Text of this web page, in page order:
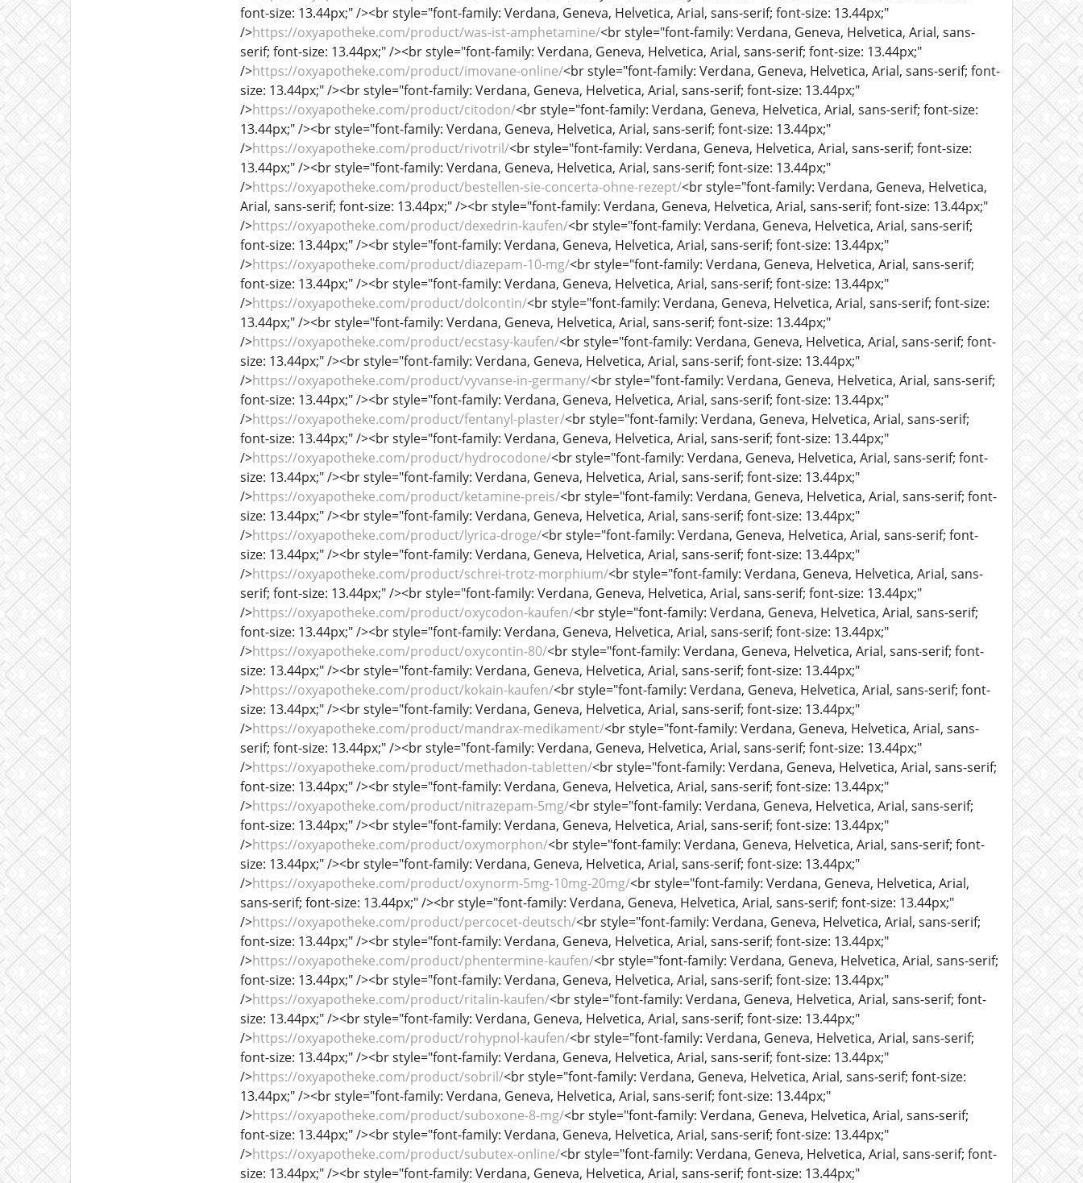
font-size: 13.44px;" /><br style="font-family: Verdana, Geneva, Helvetica, Arial, sans-serif; font-size: 13.44px;"
/>https://oxyapotheke.com/product/was-ist-amphetamine/<br style="font-family: Verdana, Geneva, Helvetica, Arial, sans-
serif; font-size: 13.44px;" /><br style="font-family: Verdana, Geneva, Helvetica, Arial, sans-serif; font-size: 13.44px;"
/>https://oxyapotheke.com/product/imovane-online/<br style="font-family: Verdana, Geneva, Helvetica, Arial, sans-serif; font-
size: 13.44px;" /><br style="font-family: Verdana, Geneva, Helvetica, Arial, sans-serif; font-size: 13.44px;"
/>https://oxyapotheke.com/product/citodon/<br style="font-family: Verdana, Geneva, Helvetica, Arial, sans-serif; font-size:
13.44px;" /><br style="font-family: Verdana, Geneva, Helvetica, Arial, sans-serif; font-size: 13.44px;"
/>https://oxyapotheke.com/product/rivotril/<br style="font-family: Verdana, Geneva, Helvetica, Arial, sans-serif; font-size:
13.44px;" /><br style="font-family: Verdana, Geneva, Helvetica, Arial, sans-serif; font-size: 13.44px;"
/>https://oxyapotheke.com/product/bestellen-sie-concerta-ohne-rezept/<br style="font-family: Verdana, Geneva, Helvetica,
Arial, sans-serif; font-size: 13.44px;" /><br style="font-family: Verdana, Geneva, Helvetica, Arial, sans-serif; font-size: 13.44px;"
/>https://oxyapotheke.com/product/dexedrin-kaufen/<br style="font-family: Verdana, Geneva, Helvetica, Arial, sans-serif;
font-size: 13.44px;" /><br style="font-family: Verdana, Geneva, Helvetica, Arial, sans-serif; font-size: 13.44px;"
/>https://oxyapotheke.com/product/diazepam-10-mg/<br style="font-family: Verdana, Geneva, Helvetica, Arial, sans-serif;
font-size: 13.44px;" /><br style="font-family: Verdana, Geneva, Helvetica, Arial, sans-serif; font-size: 13.44px;"
/>https://oxyapotheke.com/product/dolcontin/<br style="font-family: Verdana, Geneva, Helvetica, Arial, sans-serif; font-size:
13.44px;" /><br style="font-family: Verdana, Geneva, Helvetica, Arial, sans-serif; font-size: 13.44px;"
/>https://oxyapotheke.com/product/ecstasy-kaufen/<br style="font-family: Verdana, Geneva, Helvetica, Arial, sans-serif; font-
size: 13.44px;" /><br style="font-family: Verdana, Geneva, Helvetica, Arial, sans-serif; font-size: 13.44px;"
/>https://oxyapotheke.com/product/vyvanse-in-germany/<br style="font-family: Verdana, Geneva, Helvetica, Arial, sans-serif;
font-size: 13.44px;" /><br style="font-family: Verdana, Geneva, Helvetica, Arial, sans-serif; font-size: 13.44px;"
/>https://oxyapotheke.com/product/fentanyl-plaster/<br style="font-family: Verdana, Geneva, Helvetica, Arial, sans-serif;
font-size: 13.44px;" /><br style="font-family: Verdana, Geneva, Helvetica, Arial, sans-serif; font-size: 13.44px;"
/>https://oxyapotheke.com/product/hydrocodone/<br style="font-family: Verdana, Geneva, Helvetica, Arial, sans-serif; font-
size: 13.44px;" /><br style="font-family: Verdana, Geneva, Helvetica, Arial, sans-serif; font-size: 13.44px;"
/>https://oxyapotheke.com/product/ketamine-preis/<br style="font-family: Verdana, Geneva, Helvetica, Arial, sans-serif; font-
size: 13.44px;" /><br style="font-family: Verdana, Geneva, Helvetica, Arial, sans-serif; font-size: 13.44px;"
/>https://oxyapotheke.com/product/lyrica-droge/<br style="font-family: Verdana, Geneva, Helvetica, Arial, sans-serif; font-
size: 13.44px;" /><br style="font-family: Verdana, Geneva, Helvetica, Arial, sans-serif; font-size: 13.44px;"
/>https://oxyapotheke.com/product/schrei-trotz-morphium/<br style="font-family: Verdana, Geneva, Helvetica, Arial, sans-
serif; font-size: 13.44px;" /><br style="font-family: Verdana, Geneva, Helvetica, Arial, sans-serif; font-size: 13.44px;"
/>https://oxyapotheke.com/product/oxycodon-kaufen/<br style="font-family: Verdana, Geneva, Helvetica, Arial, sans-serif;
font-size: 13.44px;" /><br style="font-family: Verdana, Geneva, Helvetica, Arial, sans-serif; font-size: 13.44px;"
/>https://oxyapotheke.com/product/oxycontin-80/<br style="font-family: Verdana, Geneva, Helvetica, Arial, sans-serif; font-
size: 13.44px;" /><br style="font-family: Verdana, Geneva, Helvetica, Arial, sans-serif; font-size: 13.44px;"
/>https://oxyapotheke.com/product/kokain-kaufen/<br style="font-family: Verdana, Geneva, Helvetica, Arial, sans-serif; font-
size: 13.44px;" /><br style="font-family: Verdana, Geneva, Helvetica, Arial, sans-serif; font-size: 13.44px;"
/>https://oxyapotheke.com/product/mandrax-medikament/<br style="font-family: Verdana, Geneva, Helvetica, Arial, sans-
serif; font-size: 13.44px;" /><br style="font-family: Verdana, Geneva, Helvetica, Arial, sans-serif; font-size: 13.44px;"
/>https://oxyapotheke.com/product/methadon-tabletten/<br style="font-family: Verdana, Geneva, Helvetica, Arial, sans-serif;
font-size: 13.44px;" /><br style="font-family: Verdana, Geneva, Helvetica, Arial, sans-serif; font-size: 13.44px;"
/>https://oxyapotheke.com/product/nitrazepam-5mg/<br style="font-family: Verdana, Geneva, Helvetica, Arial, sans-serif;
font-size: 13.44px;" /><br style="font-family: Verdana, Geneva, Helvetica, Arial, sans-serif; font-size: 13.44px;"
/>https://oxyapotheke.com/product/oxymorphon/<br style="font-family: Verdana, Geneva, Helvetica, Arial, sans-serif; font-
size: 13.44px;" /><br style="font-family: Verdana, Geneva, Helvetica, Arial, sans-serif; font-size: 13.44px;"
/>https://oxyapotheke.com/product/oxynorm-5mg-10mg-20mg/<br style="font-family: Verdana, Geneva, Helvetica, Arial,
sans-serif; font-size: 13.44px;" /><br style="font-family: Verdana, Geneva, Helvetica, Arial, sans-serif; font-size: 13.44px;"
/>https://oxyapotheke.com/product/percocet-deutsch/<br style="font-family: Verdana, Geneva, Helvetica, Arial, sans-serif;
font-size: 13.44px;" /><br style="font-family: Verdana, Geneva, Helvetica, Arial, sans-serif; font-size: 13.44px;"
/>https://oxyapotheke.com/product/phentermine-kaufen/<br style="font-family: Verdana, Geneva, Helvetica, Arial, sans-serif;
font-size: 13.44px;" /><br style="font-family: Verdana, Geneva, Helvetica, Arial, sans-serif; font-size: 13.44px;"
/>https://oxyapotheke.com/product/ritalin-kaufen/<br style="font-family: Verdana, Geneva, Helvetica, Arial, sans-serif; font-
size: 13.44px;" /><br style="font-family: Verdana, Geneva, Helvetica, Arial, sans-serif; font-size: 13.44px;"
/>https://oxyapotheke.com/product/rohypnol-kaufen/<br style="font-family: Verdana, Geneva, Helvetica, Arial, sans-serif;
font-size: 13.44px;" /><br style="font-family: Verdana, Geneva, Helvetica, Arial, sans-serif; font-size: 13.44px;"
/>https://oxyapotheke.com/product/sobril/<br style="font-family: Verdana, Geneva, Helvetica, Arial, sans-serif; font-size:
13.44px;" /><br style="font-family: Verdana, Geneva, Helvetica, Arial, sans-serif; font-size: 13.44px;"
/>https://oxyapotheke.com/product/suboxone-8-mg/<br style="font-family: Verdana, Geneva, Helvetica, Arial, sans-serif;
font-size: 13.44px;" /><br style="font-family: Verdana, Geneva, Helvetica, Arial, sans-serif; font-size: 13.44px;"
/>https://oxyapotheke.com/product/subutex-online/<br style="font-family: Verdana, Geneva, Helvetica, Arial, sans-serif; font-
size: 13.44px;" /><br style="font-family: Verdana, Geneva, Helvetica, Arial, sans-serif; font-size: 13.44px;"